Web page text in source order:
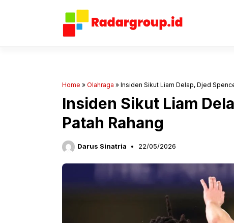
Home » Olahraga » Insiden Sikut Liam Delap, Djed
Insiden Sikut Liam
Patah Rahang
Darus Sinatria 22/05/2026